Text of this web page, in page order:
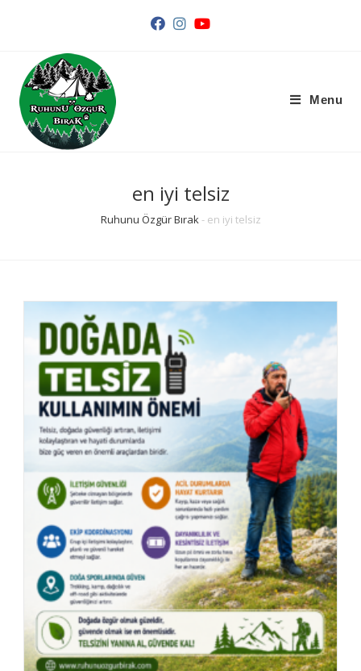
Menu
en iyi telsiz
Ruhunu Özgür Bırak- en iyi telsiz